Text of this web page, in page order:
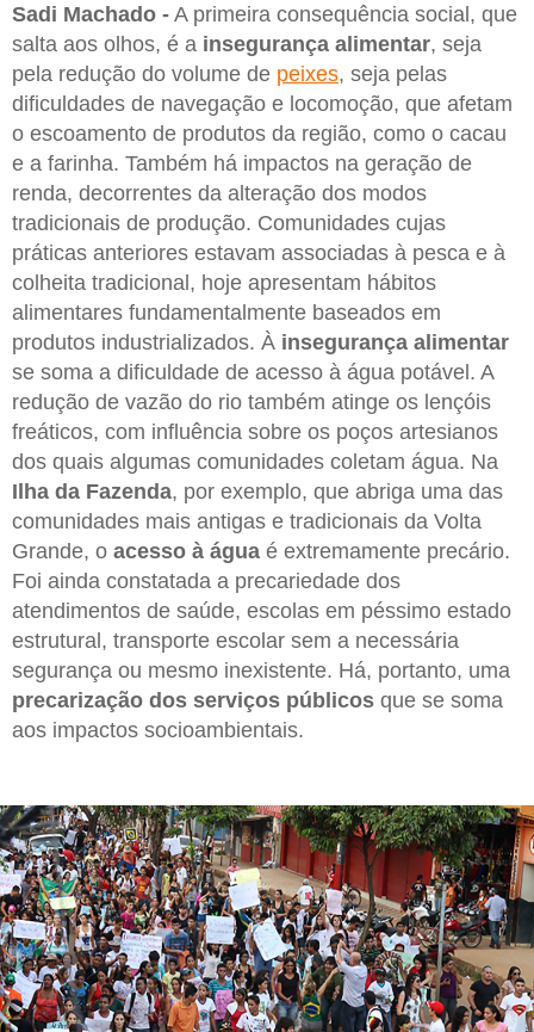
Sadi Machado - A primeira consequência social, que
salta aos olhos, é a insegurança alimentar, seja
pela redução do volume de peixes, seja pelas
dificuldades de navegação e locomoção, que afetam
o escoamento de produtos da região, como o cacau
e a farinha. Também há impactos na geração de
renda, decorrentes da alteração dos modos
tradicionais de produção. Comunidades cujas
práticas anteriores estavam associadas à pesca e à
colheita tradicional, hoje apresentam hábitos
alimentares fundamentalmente baseados em
produtos industrializados. À insegurança alimentar
se soma a dificuldade de acesso à água potável. A
redução de vazão do rio também atinge os lençóis
freáticos, com influência sobre os poços artesianos
dos quais algumas comunidades coletam água. Na
Ilha da Fazenda, por exemplo, que abriga uma das
comunidades mais antigas e tradicionais da Volta
Grande, o acesso à água é extremamente precário.
Foi ainda constatada a precariedade dos
atendimentos de saúde, escolas em péssimo estado
estrutural, transporte escolar sem a necessária
segurança ou mesmo inexistente. Há, portanto, uma
precarização dos serviços públicos que se soma
aos impactos socioambientais.